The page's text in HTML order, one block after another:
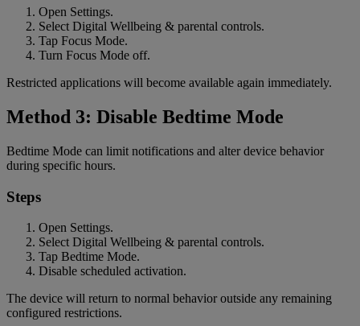
Open Settings.
Select Digital Wellbeing & parental controls.
Tap Focus Mode.
Turn Focus Mode off.
Restricted applications will become available again immediately.
Method 3: Disable Bedtime Mode
Bedtime Mode can limit notifications and alter device behavior
during specific hours.
Steps
Open Settings.
Select Digital Wellbeing & parental controls.
Tap Bedtime Mode.
Disable scheduled activation.
The device will return to normal behavior outside any remaining
configured restrictions.